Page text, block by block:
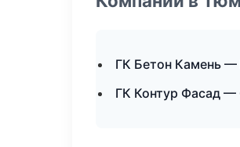
ГК Бетон Камень
ГК Контур Фасад —